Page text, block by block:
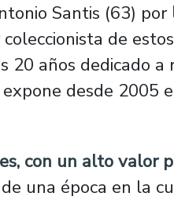
Santis (63) por
de
20 años dedicado a
desde 2005
con un alto valor
una época en la